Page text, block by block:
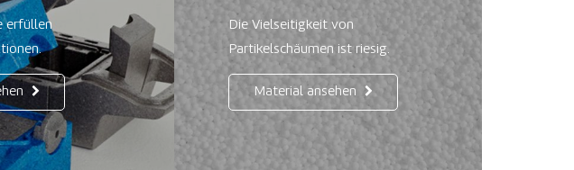
erfüllen
Die Vielseitigkeit von
Partikelschäumen ist riesig.
Material ansehen